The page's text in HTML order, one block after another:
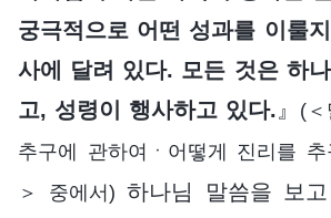
궁극적으로 어떤 성과를 이룰
사에 달려 있다. 모든 것은 하
고, 성령이 행사하고 있다. 』 (
추구에 관하여ㆍ어떻게 진리를
＞ 중에서) 하나님 말씀을 보